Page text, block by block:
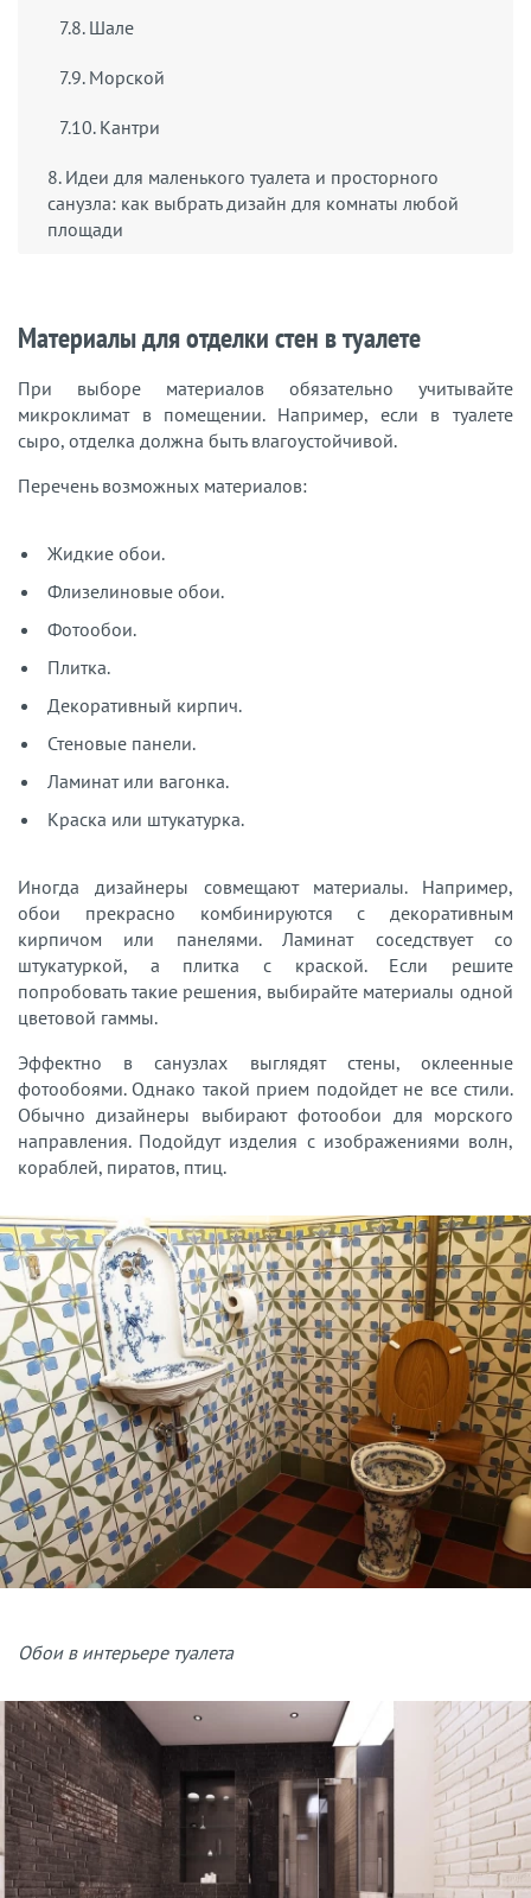
7.8. Шале
7.9. Морской
7.10. Кантри
8. Идеи для маленького туалета и просторного
санузла: как выбрать дизайн для комнаты любой
площади
Материалы для отделки стен в туалете
При выборе материалов обязательно учитывайте
микроклимат в помещении. Например, если в туалете
сыро, отделка должна быть влагоустойчивой.
Перечень возможных материалов:
Жидкие обои.
Флизелиновые обои.
Фотообои.
Плитка.
Декоративный кирпич.
Стеновые панели.
Ламинат или вагонка.
Краска или штукатурка.
Иногда дизайнеры совмещают материалы. Например,
обои прекрасно комбинируются с декоративным
кирпичом или панелями. Ламинат соседствует со
штукатуркой, а плитка с краской. Если решите
попробовать такие решения, выбирайте материалы одной
цветовой гаммы.
Эффектно в санузлах выглядят стены, оклеенные
фотообоями. Однако такой прием подойдет не все стили.
Обычно дизайнеры выбирают фотообои для морского
направления. Подойдут изделия с изображениями волн,
кораблей, пиратов, птиц.
Обои в интерьере туалета